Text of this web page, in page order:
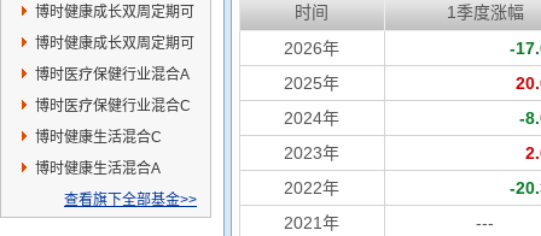
博时健康成长双周定期可
赎回混合C
博时健康成长双周定期可
赎回混合A
博时医疗保健行业混合A
博时医疗保健行业混合C
博时健康生活混合C
博时健康生活混合A
查看旗下全部基金>>
时间
1季度涨幅
2026年
-
2025年
2024年
-
2023年
2022年
-
2021年
---